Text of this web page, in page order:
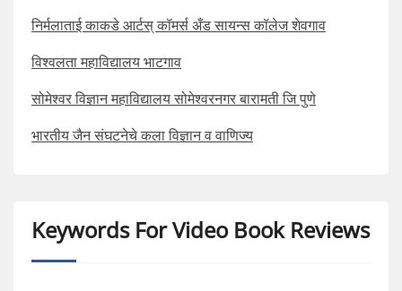
निर्मलाताई काकडे आर्टस् कॉमर्स अँड सायन्स कॉलेज शेवगाव
विश्वलता महाविद्यालय भाटगाव
सोमेश्वर विज्ञान महाविद्यालय सोमेश्वरनगर बारामती जि पुणे
भारतीय जैन संघटनेचे कला विज्ञान व वाणिज्य
Keywords For Video Book Reviews